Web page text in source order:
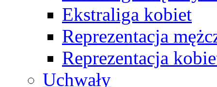
Ekstraliga kobiet
Reprezentacja
Reprezentacja
Uchwały